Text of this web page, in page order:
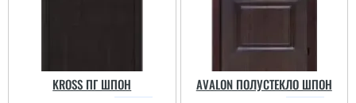
KROSS ПГ ШПОН AVALON ПОЛУСТЕКЛО ШПОН